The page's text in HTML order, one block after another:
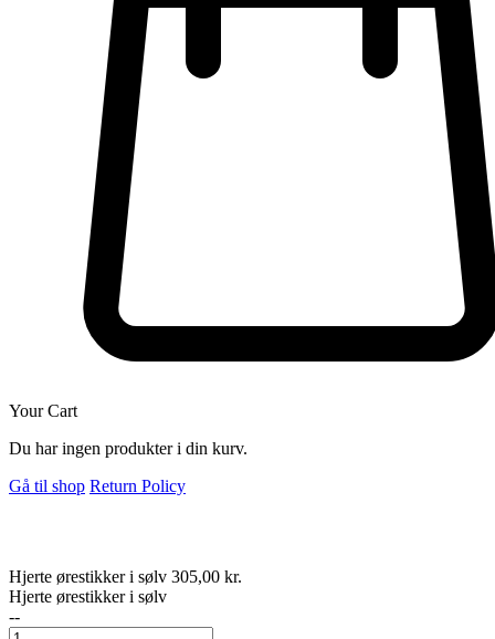
Your Cart
Du har ingen produkter i din kurv.
Gå til shop Return Policy
Hjerte ørestikker i sølv 305,00 kr.
Hjerte ørestikker i sølv
--